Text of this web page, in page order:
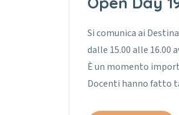
Si comunica ai
dalle 15.00 alle 16.00
È un momento
Docenti hanno fatto